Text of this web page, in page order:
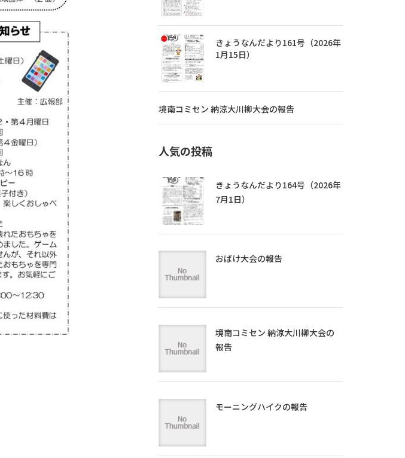
きょうなんだより161号（2026年
1月15日）
境南コミセン 納涼大川柳大会の報告
人気の投稿
きょうなんだより164号（2026年
7月1日）
おばけ大会の報告
境南コミセン 納涼大川柳大会の
報告
モーニングハイクの報告